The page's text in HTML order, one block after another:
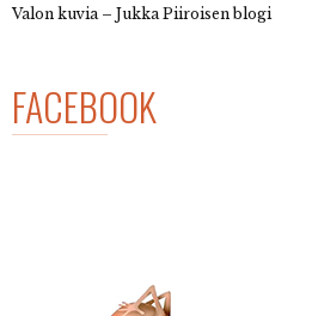
Valon kuvia – Jukka Piiroisen blogi
FACEBOOK